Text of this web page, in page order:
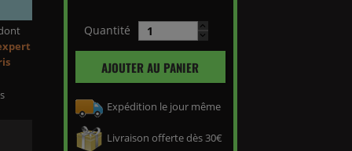
Quantité
AJOUTER AU PANIER
Expédition le jour même
Livraison offerte dès 30€